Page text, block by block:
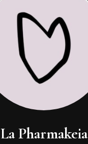
La Pharmakeia